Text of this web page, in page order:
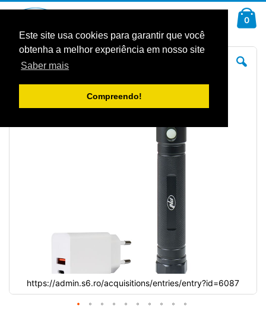
Este site usa cookies para garantir que você
obtenha a melhor experiência em nosso site
Saber mais
Compreendo!
Conteúdo
0
Saltar
https://admin.s6.ro/acquisitions/entries/entry?id=6087